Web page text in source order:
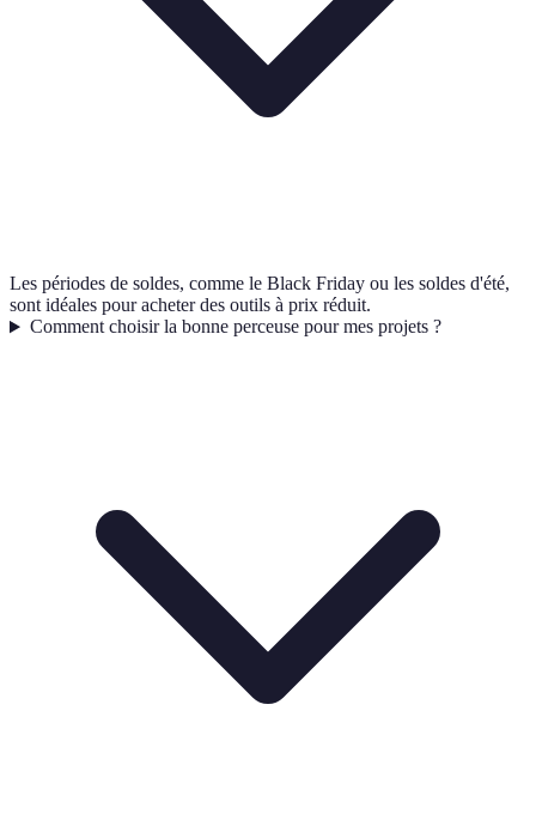
Les périodes de soldes, comme le Black Friday ou les soldes d'été,
sont idéales pour acheter des outils à prix réduit.
Comment choisir la bonne perceuse pour mes projets ?